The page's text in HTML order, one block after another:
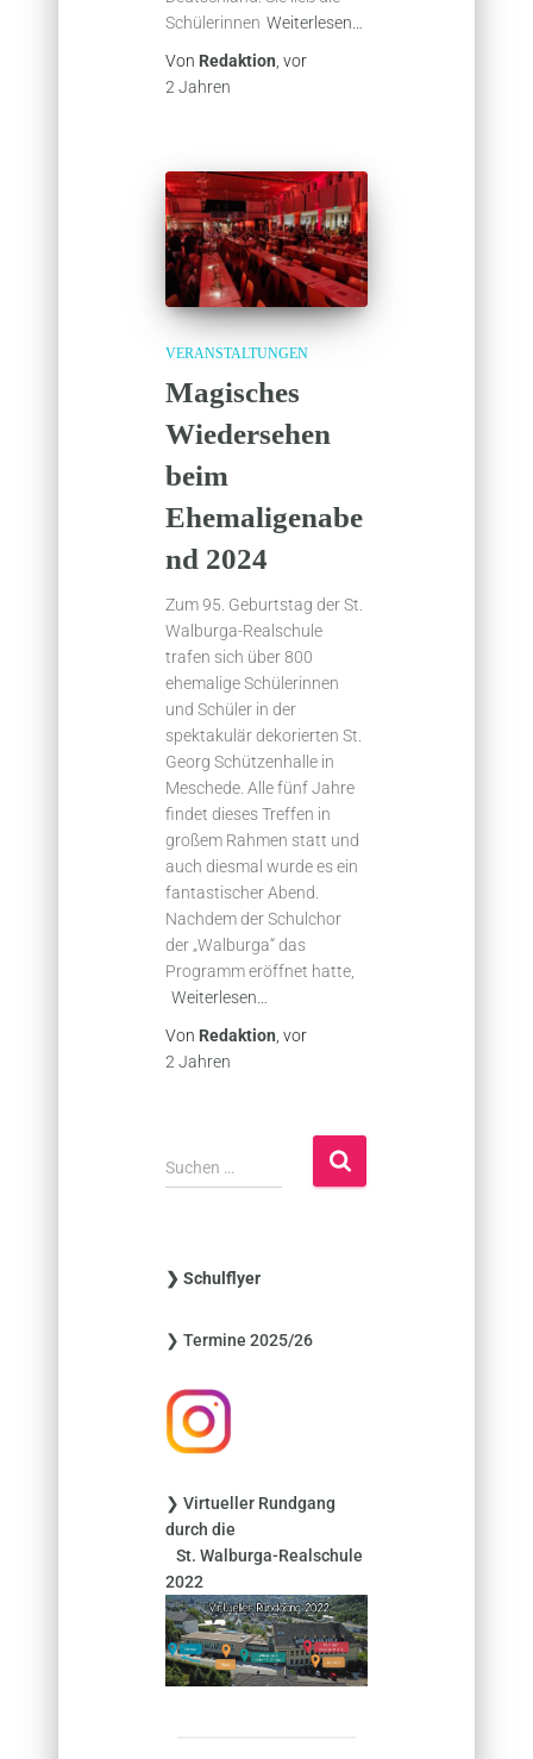
Schülerinnen Weiterlesen…
Von Redaktion, vor
2 Jahren
VERANSTALTUNGEN
Magisches
Wiedersehen
beim
Ehemaligenabe
nd 2024
Zum 95. Geburtstag der St.
Walburga-Realschule
trafen sich über 800
ehemalige Schülerinnen
und Schüler in der
spektakulär dekorierten St.
Georg Schützenhalle in
Meschede. Alle fünf Jahre
findet dieses Treffen in
großem Rahmen statt und
auch diesmal wurde es ein
fantastischer Abend.
Nachdem der Schulchor
der „Walburga“ das
Programm eröffnet hatte,
Weiterlesen…
Von Redaktion , vor
2 Jahren
S
u
n
a
h
:
Suchen …
❯ Schulflyer
❯ Termine 2025/26
❯ Virtueller Rundgang
durch die
St. Walburga-Realschule
2022